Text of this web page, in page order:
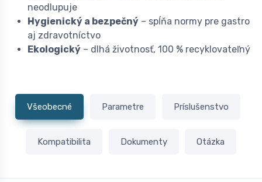
neodlupuje
Hygienický a bezpečný – spĺňa normy pre gastro
aj zdravotníctvo
Ekologický – dlhá životnosť, 100 % recyklovateľný
Všeobecné Parametre Príslušenstvo
Kompatibilita Dokumenty Otázka